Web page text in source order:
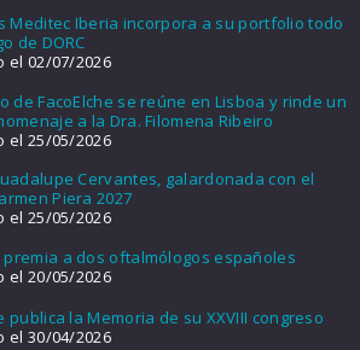
Meditec Iberia incorpora a su portfolio todo
de DORC
el 02/07/2026
de FacoElche se reúne en Lisboa y rinde un
a la Dra. Filomena Ribeiro
el 25/05/2026
Cervantes, galardonada con el
Piera 2027
el 25/05/2026
premia a dos oftalmólogos españoles
el 20/05/2026
publica la Memoria de su XXVIII congreso
el 30/04/2026